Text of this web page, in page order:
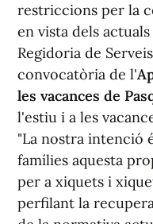
restriccions per la
en vista dels
Regidoria de
convocatòria de l'
les vacances de
l'estiu i a les
"La nostra intenció
famílies aquesta
per a xiquets i
perfilant la